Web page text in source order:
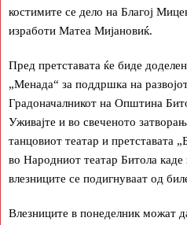
костимите се дело на Благој
изработи Матеа Мијановиќ.
Пред претставата ќе биде
„Менада“ за поддршка на
Градоначалникот на Општина
Уживајте и во свеченото
танцовиот театар и претставата
во Народниот театар Битола каде
влезниците се подигнуваат од
Влезниците в понеделник можат